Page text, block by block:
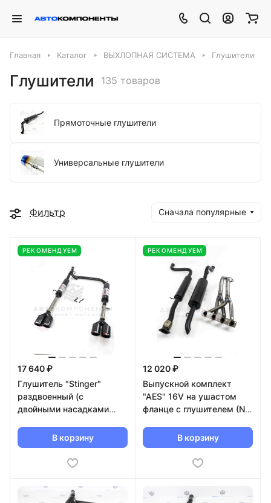
Главная Каталог ВЫХЛОПНАЯ СИСТЕМА Глушители
Глушители 135 товаров
Прямоточные глушители
Универсальные глушители
Фильтр Сначала популярные
РЕКОМЕНДУЕМ
17 640 ₽
Глушитель "Stinger"
раздвоенный (с
двойными насадками
2110, 2111В корзину
РЕКОМЕНДУЕМ
12 020 ₽
Выпускной комплект
"AES" 16V на ушастом
фланце с глушителем (No
универсал)В корзину